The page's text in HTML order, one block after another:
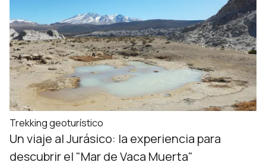
Trekking geoturístico
Un viaje al Jurásico: la experiencia para
descubrir el "Mar de Vaca Muerta"